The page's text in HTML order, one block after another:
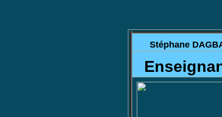
Stéphane